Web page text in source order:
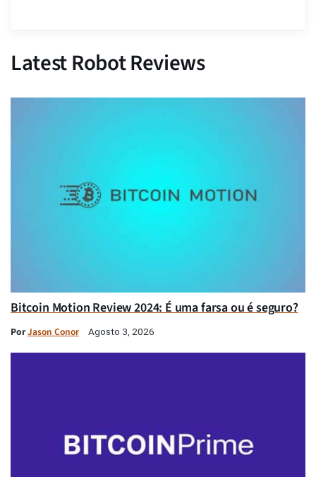
Latest Robot Reviews
Bitcoin Motion Review 2024: É uma farsa ou é seguro?
PorJason Conor Agosto 3, 2026